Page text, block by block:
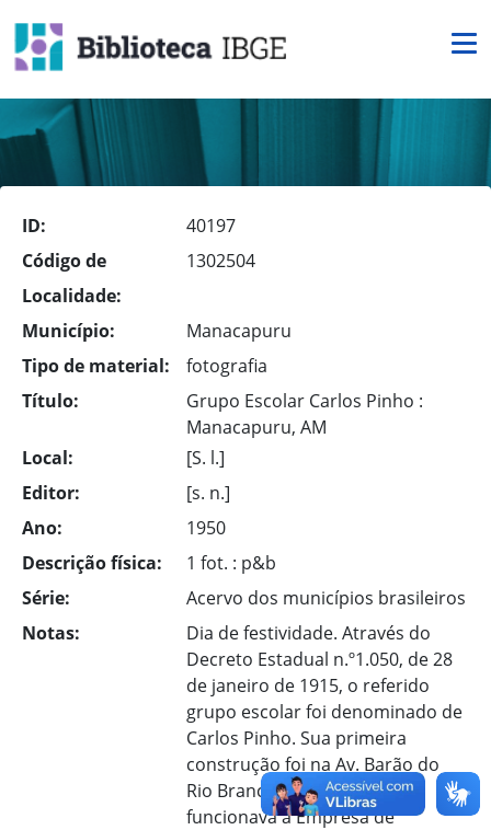
ID:
40197
Código de
Localidade:
1302504
Município:
Manacapuru
Tipo de material:
fotografia
Título:
Grupo Escolar Carlos Pinho :
Manacapuru, AM
Local:
[S. l.]
Editor:
[s. n.]
Ano:
1950
Descrição física:
1 fot. : p&b
Série:
Acervo dos municípios brasileiros
Notas:
Dia de festividade. Através do
Decreto Estadual n.º1.050, de 28
de janeiro de 1915, o referido
grupo escolar foi denominado de
Carlos Pinho. Sua primeira
construção foi na Av. Barão do
Rio Branco, no lugar onde
funcionava a Empresa de